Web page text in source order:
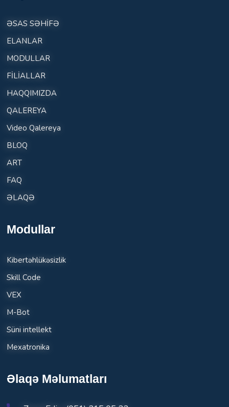
ƏSAS SƏHİFƏ
ELANLAR
MODULLAR
FİLİALLAR
HAQQIMIZDA
QALEREYA
Video Qalereya
BLOQ
ART
FAQ
ƏLAQƏ
Modullar
Kibertəhlükəsizlik
Skill Code
VEX
M-Bot
Süni intellekt
Mexatronika
Əlaqə Məlumatları